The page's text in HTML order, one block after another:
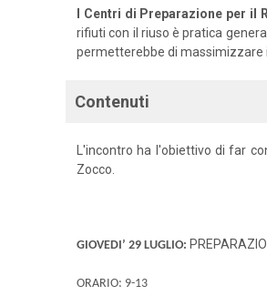
I Centri di Preparazione per
rifiuti con il riuso è pratica
permetterebbe di massimizzare
Contenuti
L'incontro ha l'obiettivo di far
Zocco.
GIOVEDI’ 29 LUGLIO:
ORARIO: 9-13